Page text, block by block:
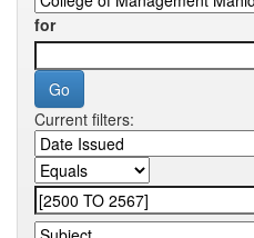
for
Current filters: